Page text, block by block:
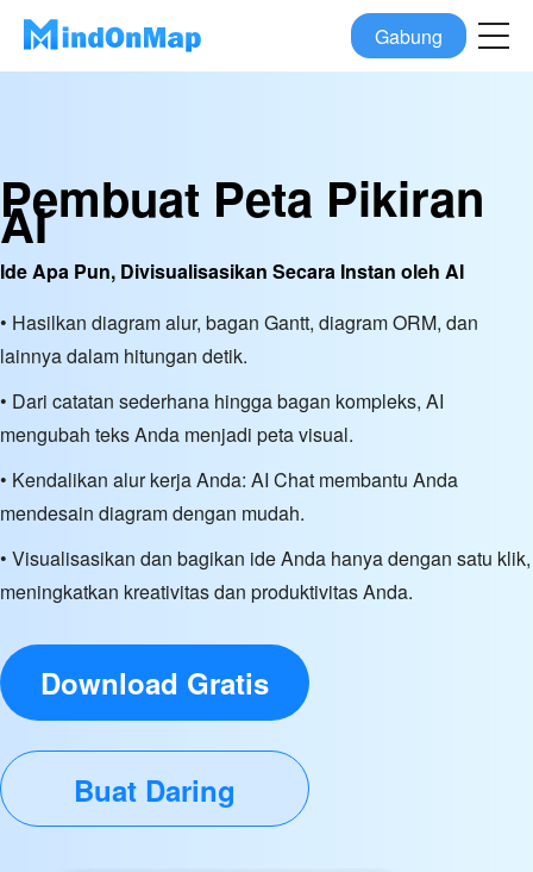
Gabung
Pembuat Peta Pikiran
AI
Ide Apa Pun, Divisualisasikan Secara Instan oleh AI
• Hasilkan diagram alur, bagan Gantt, diagram ORM, dan
lainnya dalam hitungan detik.
• Dari catatan sederhana hingga bagan kompleks, AI
mengubah teks Anda menjadi peta visual.
• Kendalikan alur kerja Anda: AI Chat membantu Anda
mendesain diagram dengan mudah.
• Visualisasikan dan bagikan ide Anda hanya dengan satu klik,
meningkatkan kreativitas dan produktivitas Anda.
Download Gratis
Buat Daring